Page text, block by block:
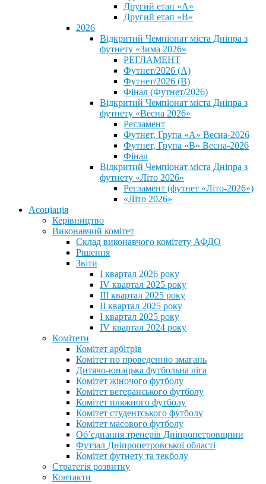
Другий етап «А»
Другий етап «В»
2026
Відкритий Чемпіонат міста Дніпра з
футнету «Зима 2026»
РЕГЛАМЕНТ
Футнет/2026 (А)
Футнет/2026 (В)
Фінал (Футнет/2026)
Відкритий Чемпіонат міста Дніпра з
футнету «Весна 2026»
Регламент
Футнет, Група «А» Весна-2026
Футнет, Група «В» Весна-2026
Фінал
Відкритий Чемпіонат міста Дніпра з
футнету «Літо 2026»
Регламент (футнет «Літо-2026»)
«Літо 2026»
Асоціація
Керівництво
Виконавчий комітет
Склад виконавчого комітету АФДО
Рішення
Звіти
I квартал 2026 року
IV квартал 2025 року
III квартал 2025 року
II квартал 2025 року
I квартал 2025 року
IV квартал 2024 року
Комітети
Комітет арбітрів
Комітет по проведенню змагань
Дитячо-юнацька футбольна ліга
Комітет жіночого футболу
Комітет ветеранського футболу
Комітет пляжного футболу
Комітет студентського футболу
Комітет масового футболу
Обʼєднання тренерів Дніпропетровщини
Футзал Дніпропетровської області
Комітет футнету та текболу
Стратегія розвитку
Контакти